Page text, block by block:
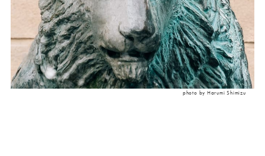
photo by Harumi Shimizu